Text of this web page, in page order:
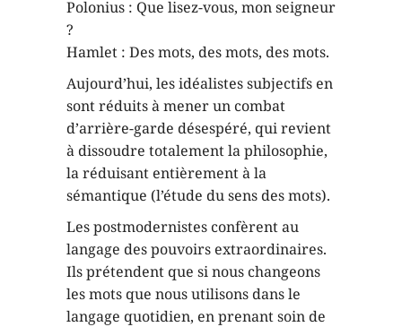
Polonius : Que lisez-vous, mon seigneur
?
Hamlet : Des mots, des mots, des mots.
Aujourd’hui, les idéalistes subjectifs en
sont réduits à mener un combat
d’arrière-garde désespéré, qui revient
à dissoudre totalement la philosophie,
la réduisant entièrement à la
sémantique (l’étude du sens des mots).
Les postmodernistes confèrent au
langage des pouvoirs extraordinaires.
Ils prétendent que si nous changeons
les mots que nous utilisons dans le
langage quotidien, en prenant soin de